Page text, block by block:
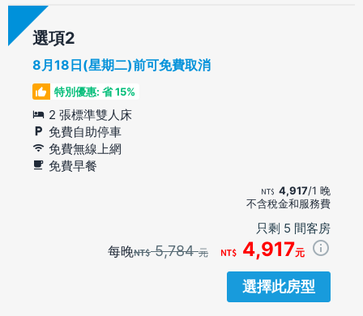
選項
8月18日(星期二)前可免費取消
特別優惠: 省 15%
2 張標準雙人床
免費自助停車
免費無線上網
免費早餐
4,917/1 晚
不含稅金和服務費
只剩 5 間客房
每晚 5,784元 4,917元
選擇此房型